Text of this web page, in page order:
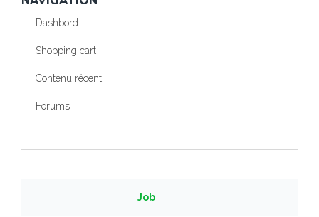
Dashbord
Shopping cart
Contenu récent
Forums
Job